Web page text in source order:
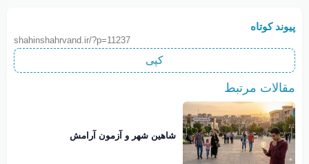
پیوند کوتاه
shahinshahrvand.ir/?p=11237
کپی
مقالات مرتبط
شاهین شهر و آزمون آرامش